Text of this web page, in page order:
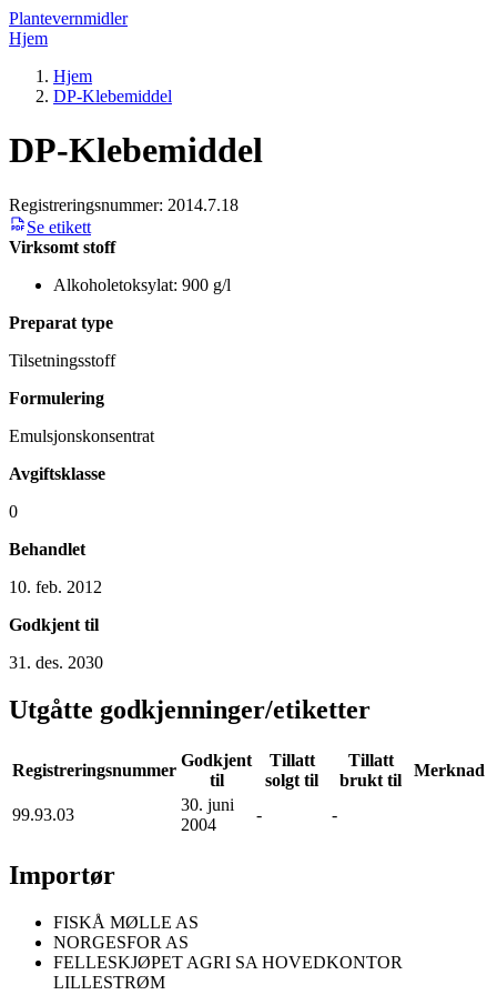
Plantevernmidler
Hjem
Hjem
DP-Klebemiddel
DP-Klebemiddel
Registreringsnummer: 2014.7.18
Se etikett
Virksomt stoff
Alkoholetoksylat: 900 g/l
Preparat type
Tilsetningsstoff
Formulering
Emulsjonskonsentrat
Avgiftsklasse
0
Behandlet
10. feb. 2012
Godkjent til
31. des. 2030
Utgåtte godkjenninger/etiketter
Registreringsnummer
Godkjent
til
Tillatt
solgt til
Tillatt
brukt til
Merknad
99.93.03
30. juni
2004
- -
Importør
FISKÅ MØLLE AS
NORGESFOR AS
FELLESKJØPET AGRI SA HOVEDKONTOR
LILLESTRØM